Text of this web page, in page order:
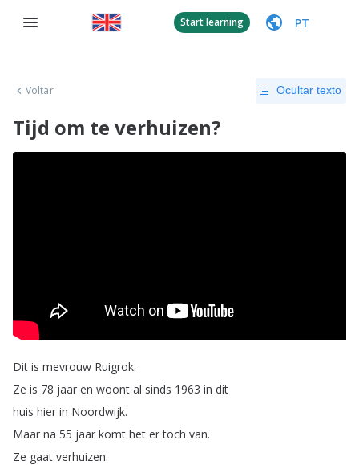
Start learning PT
Voltar Ocultar texto
Tijd om te verhuizen?
Dit is mevrouw Ruigrok.
Ze is 78 jaar en woont al sinds 1963 in dit
huis hier in Noordwijk.
Maar na 55 jaar komt het er toch van.
Ze gaat verhuizen.